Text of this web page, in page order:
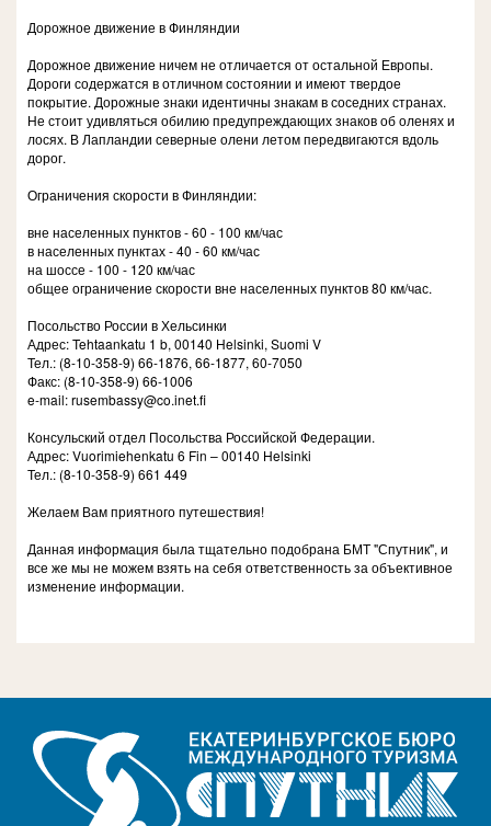
Дорожное движение в Финляндии
Дорожное движение ничем не отличается от остальной Европы.
Дороги содержатся в отличном состоянии и имеют твердое
покрытие. Дорожные знаки идентичны знакам в соседних странах.
Не стоит удивляться обилию предупреждающих знаков об оленях и
лосях. В Лапландии северные олени летом передвигаются вдоль
дорог.
Ограничения скорости в Финляндии:
вне населенных пунктов - 60 - 100 км/час
в населенных пунктах - 40 - 60 км/час
на шоссе - 100 - 120 км/час
общее ограничение скорости вне населенных пунктов 80 км/час.
Посольство России в Хельсинки
Адрес: Tehtaankatu 1 b, 00140 Helsinki, Suomi V
Тел.: (8-10-358-9) 66-1876, 66-1877, 60-7050
Факс: (8-10-358-9) 66-1006
e-mail: rusembassy@co.inet.fi
Консульский отдел Посольства Российской Федерации.
Адрес: Vuorimiehenkatu 6 Fin – 00140 Helsinki
Тел.: (8-10-358-9) 661 449
Желаем Вам приятного путешествия!
Данная информация была тщательно подобрана БМТ "Спутник", и
все же мы не можем взять на себя ответственность за объективное
изменение информации.